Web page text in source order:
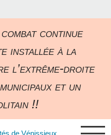
continue
installée à la
l’extrême-droite
et un
!!